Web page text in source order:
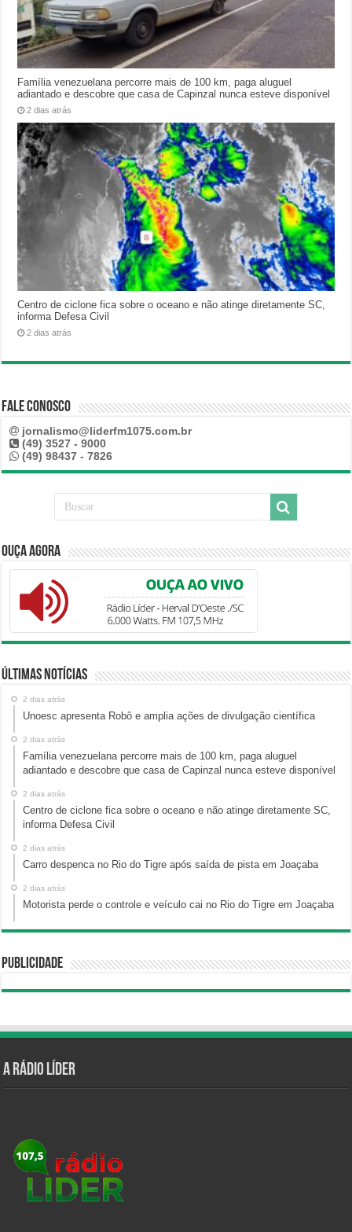
Família venezuelana percorre mais de 100 km, paga aluguel
adiantado e descobre que casa de Capinzal nunca esteve disponível
2 dias atrás
Centro de ciclone fica sobre o oceano e não atinge diretamente SC,
informa Defesa Civil
2 dias atrás
Fale Conosco
jornalismo@liderfm1075.com.br
(49) 3527 - 9000
(49) 98437 - 7826
Ouça Agora
Últimas Notícias
2 dias atrás
Unoesc apresenta Robô e amplia ações de divulgação científica
2 dias atrás
Família venezuelana percorre mais de 100 km, paga aluguel
adiantado e descobre que casa de Capinzal nunca esteve disponível
2 dias atrás
Centro de ciclone fica sobre o oceano e não atinge diretamente SC,
informa Defesa Civil
2 dias atrás
Carro despenca no Rio do Tigre após saída de pista em Joaçaba
2 dias atrás
Motorista perde o controle e veículo cai no Rio do Tigre em Joaçaba
Publicidade
A Rádio Líder